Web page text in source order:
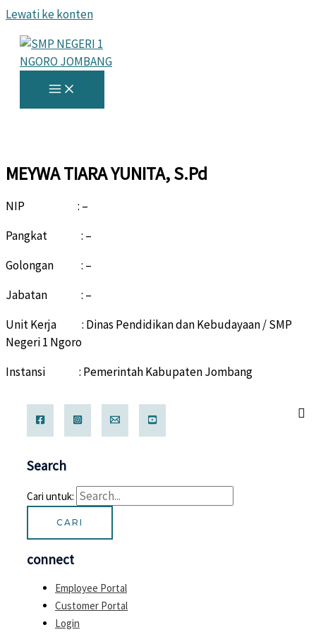
Lewati ke konten
MEYWA TIARA YUNITA, S.Pd
NIP : –
Pangkat : –
Golongan : –
Jabatan : –
Unit Kerja : Dinas Pendidikan dan Kebudayaan / SMP
Negeri 1 Ngoro
Instansi : Pemerintah Kabupaten Jombang
Search
Cari untuk:
connect
Employee Portal
Customer Portal
Login